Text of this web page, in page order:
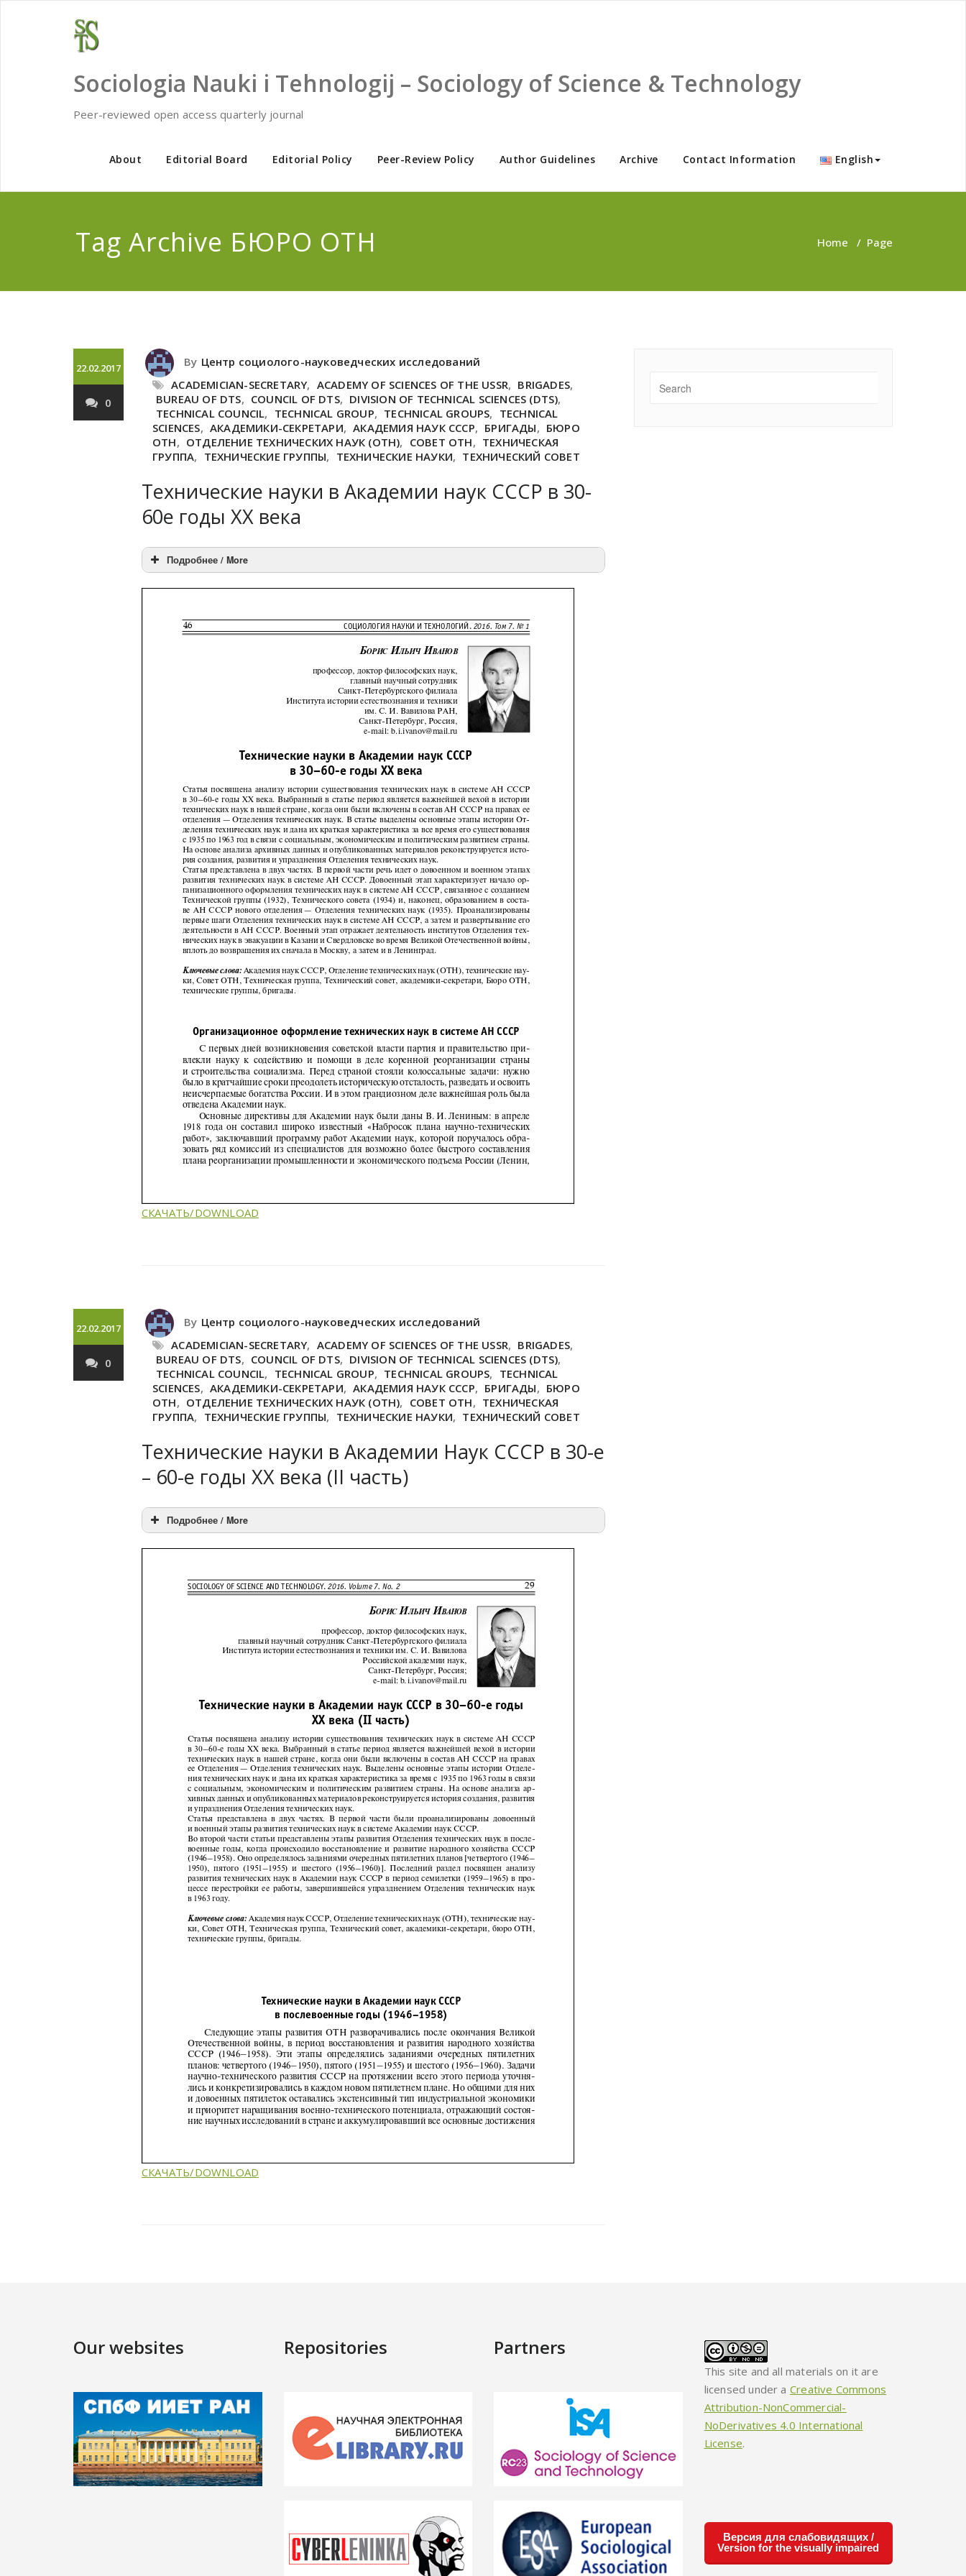
Sociologia Nauki i Tehnologij – Sociology of Science & Technology
Peer-reviewed open access quarterly journal
About Editorial Board Editorial Policy Peer-Review Policy Author Guidelines Archive Contact Information English
Tag Archive БЮРО ОТН Home / Page
22.02.2017
0
By Центр социолого-науковедческих исследований
ACADEMICIAN-SECRETARY, ACADEMY OF SCIENCES OF THE USSR, BRIGADES,
BUREAU OF DTS, COUNCIL OF DTS, DIVISION OF TECHNICAL SCIENCES (DTS),
TECHNICAL COUNCIL, TECHNICAL GROUP, TECHNICAL GROUPS, TECHNICAL
SCIENCES, АКАДЕМИКИ-СЕКРЕТАРИ, АКАДЕМИЯ НАУК СССР, БРИГАДЫ, БЮРО
ОТН, ОТДЕЛЕНИЕ ТЕХНИЧЕСКИХ НАУК (ОТН), СОВЕТ ОТН, ТЕХНИЧЕСКАЯ
ГРУППА, ТЕХНИЧЕСКИЕ ГРУППЫ, ТЕХНИЧЕСКИЕ НАУКИ, ТЕХНИЧЕСКИЙ СОВЕТ
Технические науки в Академии наук СССР в 30-
60е годы ХХ века
Подробнее / More
СКАЧАТЬ/DOWNLOAD
22.02.2017
0
By Центр социолого-науковедческих исследований
ACADEMICIAN-SECRETARY, ACADEMY OF SCIENCES OF THE USSR, BRIGADES,
BUREAU OF DTS, COUNCIL OF DTS, DIVISION OF TECHNICAL SCIENCES (DTS),
TECHNICAL COUNCIL, TECHNICAL GROUP, TECHNICAL GROUPS, TECHNICAL
SCIENCES, АКАДЕМИКИ-СЕКРЕТАРИ, АКАДЕМИЯ НАУК СССР, БРИГАДЫ, БЮРО
ОТН, ОТДЕЛЕНИЕ ТЕХНИЧЕСКИХ НАУК (ОТН), СОВЕТ ОТН, ТЕХНИЧЕСКАЯ
ГРУППА, ТЕХНИЧЕСКИЕ ГРУППЫ, ТЕХНИЧЕСКИЕ НАУКИ, ТЕХНИЧЕСКИЙ СОВЕТ
Технические науки в Академии Наук СССР в 30-е
– 60-е годы XX века (II часть)
Подробнее / More
СКАЧАТЬ/DOWNLOAD
Our websites Repositories Partners
This site and all materials on it are
licensed under a Creative Commons
Attribution-NonCommercial-
NoDerivatives 4.0 International
License.
Версия для слабовидящих /
Version for the visually impaired